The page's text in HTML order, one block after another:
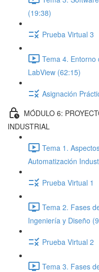
(19:38)
Prueba Virtual 3
Tema 4. Entorno
LabView (62:15)
Asignación
MÓDULO 6:
INDUSTRIAL
Tema 1.
Automatización
Prueba Virtual 1
Tema 2. Fases
Ingeniería y Diseño
Prueba Virtual 2
Tema 3. Fases